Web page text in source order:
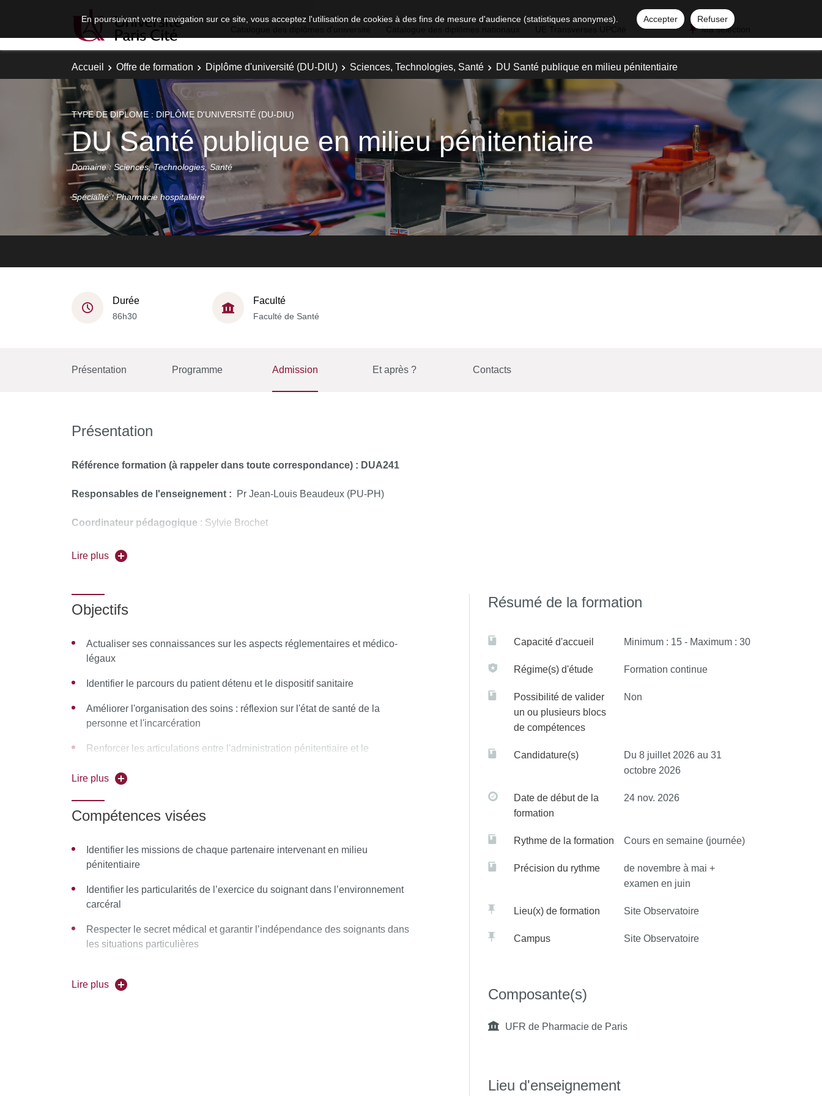
En poursuivant votre navigation sur ce site, vous acceptez l'utilisation de cookies à des fins de mesure d'audience (statistiques anonymes). Accepter
Refuser
Ma sélection
Accueil Offre de formation Diplôme d'université (DU-DIU) Sciences, Technologies, Santé DU Santé publique en milieu pénitentiaire
TYPE DE DIPLOME : DIPLÔME D'UNIVERSITÉ (DU-DIU)
DU Santé publique en milieu pénitentiaire
Domaine : Sciences, Technologies, Santé
Spécialité : Pharmacie hospitalière
Durée
86h30
Faculté
Faculté de Santé
Présentation Programme Admission Et après ? Contacts
Présentation
Référence formation (à rappeler dans toute correspondance) : DUA241
Responsables de l'enseignement : Pr Jean-Louis Beaudeux (PU-PH)
Coordinateur pédagogique : Sylvie Brochet
Forme de l'enseignement :
Lire plus
Objectifs
Actualiser ses connaissances sur les aspects réglementaires et médico-
légaux
Identifier le parcours du patient détenu et le dispositif sanitaire
Améliorer l'organisation des soins : réflexion sur l'état de santé de la
personne et l'incarcération
Renforcer les articulations entre l'administration pénitentiaire et le
Optimiser la qualité de la prise en charge sanitaire des personnes détenues
Améliorer son positionnement professionnel
Formation destinée aux professionnels de la Santé et de la Justice, assurée
autorités de tutelle et des membres de l’administration pénitentiaire
particulièrement concernés par l’approche juridique, organisationnelle et
éthique du soin en prison
Un programme très complet sur les particularités du soin en milieu
Lire plus
Compétences visées
Identifier les missions de chaque partenaire intervenant en milieu
pénitentiaire
Identifier les particularités de l’exercice du soignant dans l’environnement
carcéral
Respecter le secret médical et garantir l’indépendance des soignants dans
les situations particulières
Concevoir un projet d’éducation à la santé
Lire plus
Résumé de la formation
Capacité d'accueil Minimum : 15 - Maximum : 30
Régime(s) d'étude Formation continue
Possibilité de valider
un ou plusieurs blocs
de compétences
Non
Candidature(s)
Du 8 juillet 2026 au 31
octobre 2026
Date de début de la
formation
24 nov. 2026
Rythme de la formation Cours en semaine (journée)
Précision du rythme
de novembre à mai +
examen en juin
Lieu(x) de formation Site Observatoire
Campus Site Observatoire
Composante(s)
UFR de Pharmacie de Paris
Lieu d'enseignement